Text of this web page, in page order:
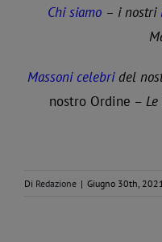
Chi siamo – i nostri
Massoni celebridel
nostro Ordine –
Di Redazione | Giugno 30th,